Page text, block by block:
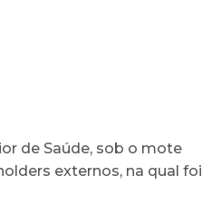
de Saúde, sob o mote
externos, na qual foi